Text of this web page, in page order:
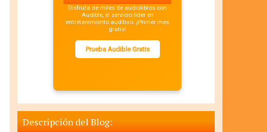
Disfruta de miles de audiolibros con
Audible, el servicio líder en
entretenimiento auditivo. ¡Primer mes
gratis!
Prueba Audible Gratis
Descripción del Blog: